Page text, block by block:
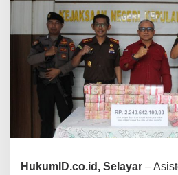
HukumID.co.id, Selayar –